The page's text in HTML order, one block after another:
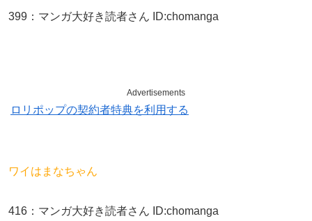
399 ： マンガ大好き読者さん ID:chomanga
Advertisements
ロリポップの契約者特典を利用する
ワイはまなちゃん
416 ： マンガ大好き読者さん ID:chomanga